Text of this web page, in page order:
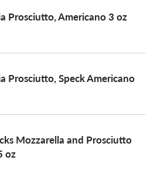
Prosciutto, Americano 3 oz
Prosciutto, Speck Americano
Mozzarella and Prosciutto
oz